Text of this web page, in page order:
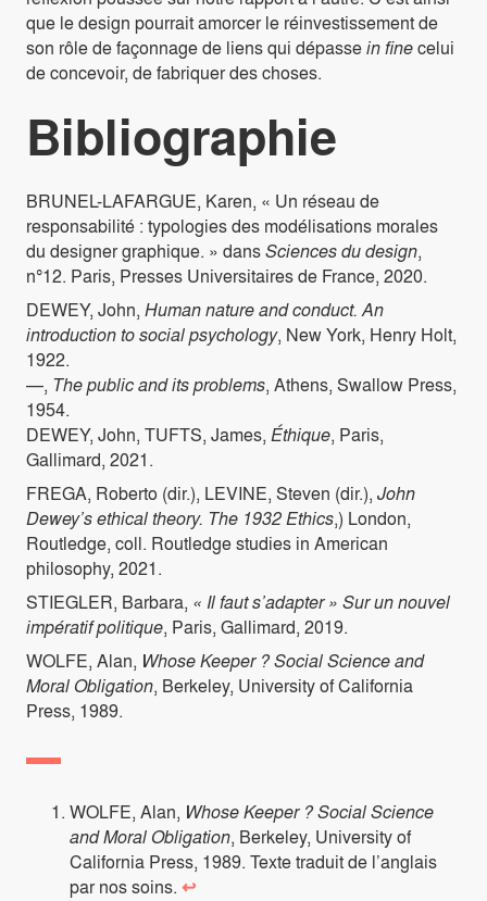
que le design pourrait amorcer le réinvestissement de
son rôle de façonnage de liens qui dépassein finecelui
de concevoir, de fabriquer des choses.
Bibliographie
BRUNEL-LAFARGUE, Karen, « Un réseau de
responsabilité : typologies des modélisations morales
du designer graphique. » dansSciences du design,
n°12. Paris, Presses Universitaires de France, 2020.
DEWEY, John, Human nature and conduct. An
introduction to social psychology, New York, Henry Holt,
1922.
—, The public and its problems, Athens, Swallow Press,
1954.
DEWEY, John, TUFTS, James, Éthique, Paris,
Gallimard, 2021.
FREGA, Roberto (dir.), LEVINE, Steven (dir.), John
Dewey’s ethical theory. The 1932 Ethics,) London,
Routledge, coll. Routledge studies in American
philosophy, 2021.
STIEGLER, Barbara, « Il faut s’adapter » Sur un nouvel
impératif politique, Paris, Gallimard, 2019.
WOLFE, Alan, Whose Keeper ? Social Science and
Moral Obligation, Berkeley, University of California
Press, 1989.
WOLFE, Alan, Whose Keeper ? Social Science
and Moral Obligation, Berkeley, University of
California Press, 1989. Texte traduit de l’anglais
par nos soins. ↩